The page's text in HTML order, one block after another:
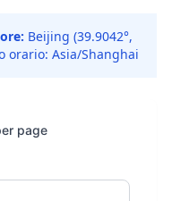
Beijing (39.9042°,
orario: Asia/Shanghai
page